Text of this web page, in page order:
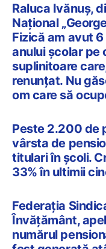
Raluca Ivănuș,
Național
Fizică am avut
anului școlar pe
suplinitoare
renunțat. Nu
om care să
Peste 2.200 de
vârsta de
titulari în școli.
33% în ultimii
Federația
Învățământ,
numărul